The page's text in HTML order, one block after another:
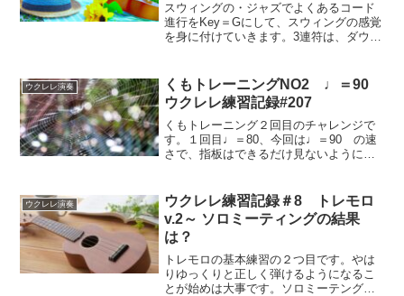
スウィングの・ジャズでよくあるコード
進行をKey＝Gにして、スウィングの感覚
を身に付けていきます。3連符は、ダウン
の回転がキモです。
ウクレレ演奏
くもトレーニングNO2 ♩＝90
ウクレレ練習記録#207
くもトレーニング２回目のチャレンジで
す。１回目♩＝80、今回は♩＝90 の速
さで、指板はできるだけ見ないように練
ウクレレ演奏
ウクレレ練習記録＃8 トレモロ
v.2～ ソロミーティングの結果
は？
トレモロの基本練習の２つ目です。やは
りゆっくりと正しく弾けるようになるこ
とが始めは大事です。ソロミーテングの